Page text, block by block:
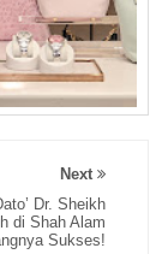
Next
Dr. Sheikh
di Shah Alam
Sukses!